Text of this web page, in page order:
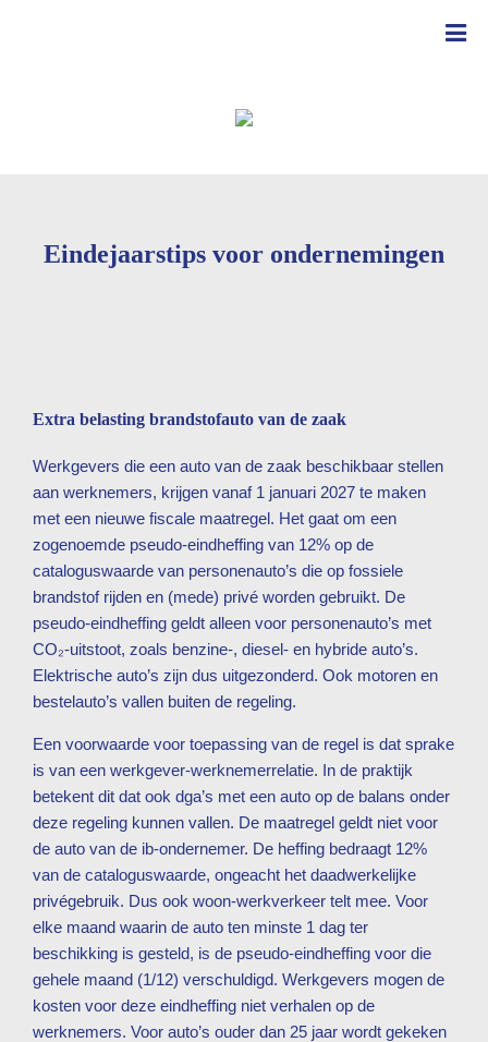
Eindejaarstips voor ondernemingen
Extra belasting brandstofauto van de zaak
Werkgevers die een auto van de zaak beschikbaar stellen
aan werknemers, krijgen vanaf 1 januari 2027 te maken
met een nieuwe fiscale maatregel. Het gaat om een
zogenoemde pseudo-eindheffing van 12% op de
cataloguswaarde van personenauto’s die op fossiele
brandstof rijden en (mede) privé worden gebruikt. De
pseudo-eindheffing geldt alleen voor personenauto’s met
CO₂-uitstoot, zoals benzine-, diesel- en hybride auto’s.
Elektrische auto’s zijn dus uitgezonderd. Ook motoren en
bestelauto’s vallen buiten de regeling.
Een voorwaarde voor toepassing van de regel is dat sprake
is van een werkgever-werknemerrelatie. In de praktijk
betekent dit dat ook dga’s met een auto op de balans onder
deze regeling kunnen vallen. De maatregel geldt niet voor
de auto van de ib-ondernemer. De heffing bedraagt 12%
van de cataloguswaarde, ongeacht het daadwerkelijke
privégebruik. Dus ook woon-werkverkeer telt mee. Voor
elke maand waarin de auto ten minste 1 dag ter
beschikking is gesteld, is de pseudo-eindheffing voor die
gehele maand (1/12) verschuldigd. Werkgevers mogen de
kosten voor deze eindheffing niet verhalen op de
werknemers. Voor auto’s ouder dan 25 jaar wordt gekeken